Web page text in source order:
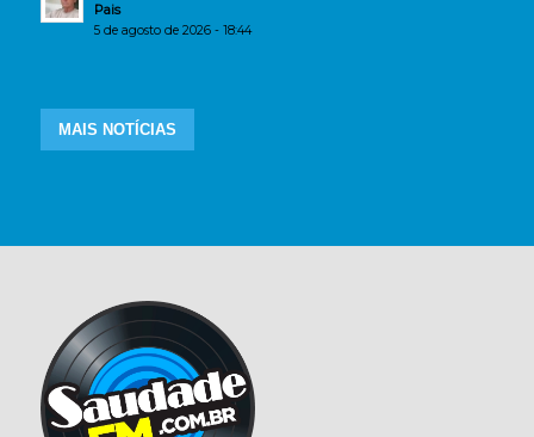
Pais
5 de agosto de 2026 - 18:44
MAIS NOTÍCIAS